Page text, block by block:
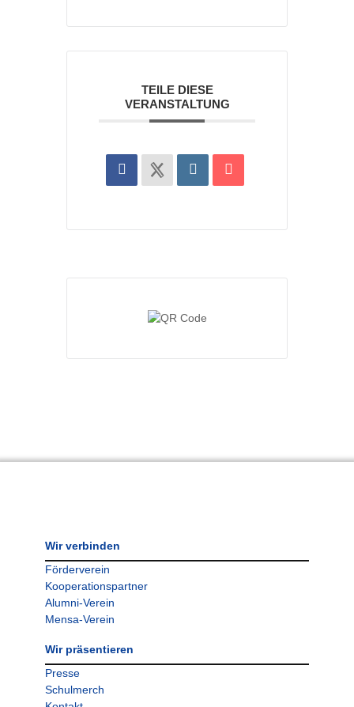
TEILE DIESE
VERANSTALTUNG
Wir verbinden
Förderverein
Kooperationspartner
Alumni-Verein
Mensa-Verein
Wir präsentieren
Presse
Schulmerch